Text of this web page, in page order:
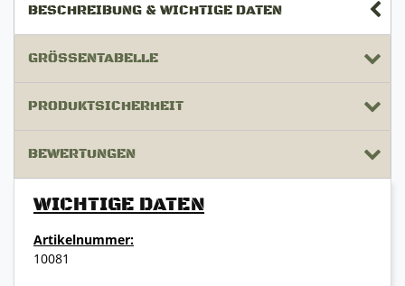
BESCHREIBUNG & WICHTIGE DATEN
GRÖSSENTABELLE
PRODUKTSICHERHEIT
BEWERTUNGEN
WICHTIGE DATEN
Artikelnummer:
10081